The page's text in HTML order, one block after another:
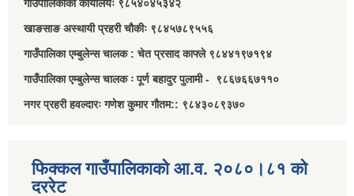
गाउँपालिकाको कार्यालयः ९८५४०४५३४२
खाङसाङ अस्थायी प्रहरी चौकीः ९८४५७८९५५६
गाउँपालिका एम्बुलेन्स चालक : चेत प्रसाद काफ्ले ९८४४१९७१९४
गाउँपालिका एम्बुलेन्स चालक ः पूर्ण बहादुर पुलामी - ९८६७६६७११०
नगर प्रहरी हवल्दारः गणेश कुमार गौतम:: ९८४३०८९३७०
फिक्कल गाउँपालिकाको आ.व. २०८०।८१ को
दररेट